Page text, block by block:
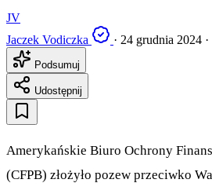
JV
Jaczek Vodiczka
· 24 grudnia 2024 ·
Podsumuj
Udostępnij
Amerykańskie Biuro Ochrony
(CFPB) złożyło pozew przeciwko